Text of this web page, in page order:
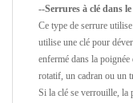
--Serrures à clé dans
Ce type de serrure
utilise une clé pour
enfermé dans la
rotatif, un cadran ou un
Si la clé se verrouille, la